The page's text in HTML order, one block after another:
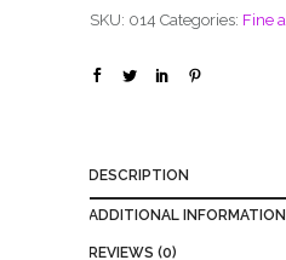
SKU: 014 Categories: Fine
DESCRIPTION
ADDITIONAL INFORMATION
REVIEWS (0)